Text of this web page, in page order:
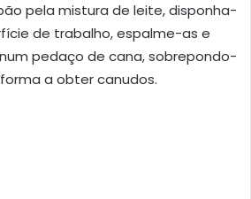
pela mistura de leite, disponha-
de trabalho, espalme-as e
pedaço de cana, sobrepondo-
a obter canudos.